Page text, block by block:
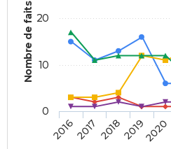
Nombre de faits
20162017 201820192020
0
10
20